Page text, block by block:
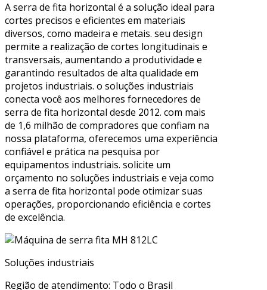
A serra de fita horizontal é a solução ideal para
cortes precisos e eficientes em materiais
diversos, como madeira e metais. seu design
permite a realização de cortes longitudinais e
transversais, aumentando a produtividade e
garantindo resultados de alta qualidade em
projetos industriais. o soluções industriais
conecta você aos melhores fornecedores de
serra de fita horizontal desde 2012. com mais
de 1,6 milhão de compradores que confiam na
nossa plataforma, oferecemos uma experiência
confiável e prática na pesquisa por
equipamentos industriais. solicite um
orçamento no soluções industriais e veja como
a serra de fita horizontal pode otimizar suas
operações, proporcionando eficiência e cortes
de excelência.
Soluções industriais
Região de atendimento: Todo o Brasil